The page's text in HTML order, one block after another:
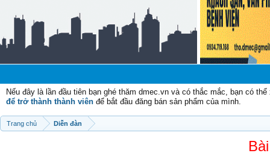
Nếu đây là lần đầu tiên bạn ghé thăm dmec.vn và có thắc mắc, bạn có
để trở thành thành viên để bắt đầu đăng bán sản phẩm của mình.
Trang chủ Diễn đàn